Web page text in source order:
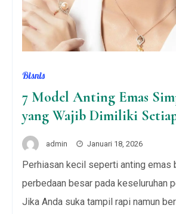
Bisnis
7 Model Anting Emas
yang Wajib Dimiliki
admin Januari 18, 2026
Perhiasan kecil seperti anting emas
perbedaan besar pada keseluruhan
Jika Anda suka tampil rapi namun